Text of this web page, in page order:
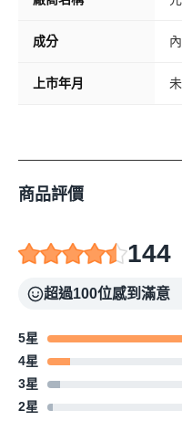
成分
上市年月
商品評價
144
超過100位感到滿意
5星
4星
3星
2星